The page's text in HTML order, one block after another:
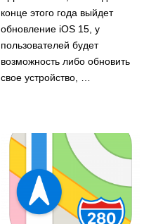
конце этого года выйдет
обновление iOS 15, у
пользователей будет
возможность либо обновить
свое устройство, …